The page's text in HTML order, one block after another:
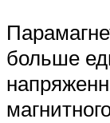
больше